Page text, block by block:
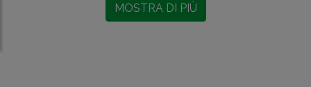
MOSTRA DI PIÙ